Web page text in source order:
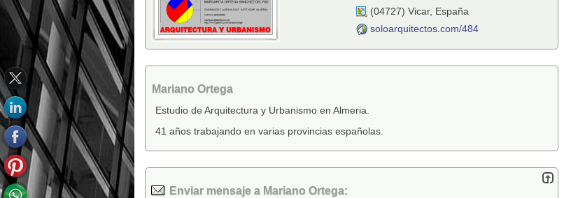
(04727) Vicar, España
soloarquitectos.com/484
Mariano Ortega
Estudio de Arquitectura y Urbanismo en Almeria.
41 años trabajando en varias provincias españolas.
Enviar mensaje a Mariano Ortega: